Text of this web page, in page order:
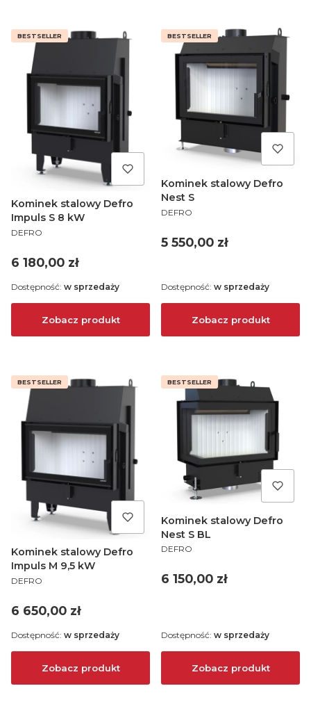
BESTSELLER
Kominek stalowy Defro
Impuls S 8 kW
PRODUCENT
DEFRO
Cena
6 180,00 zł
Zobacz produkt
Dostępność: w sprzedaży
BESTSELLER
Kominek stalowy Defro
Nest S
PRODUCENT
DEFRO
Cena
5 550,00 zł
Zobacz produkt
Dostępność: w sprzedaży
BESTSELLER
Kominek stalowy Defro
Impuls M 9,5 kW
PRODUCENT
DEFRO
Cena
6 650,00 zł
Zobacz produkt
Dostępność: w sprzedaży
BESTSELLER
Kominek stalowy Defro
Nest S BL
PRODUCENT
DEFRO
Cena
6 150,00 zł
Zobacz produkt
Dostępność: w sprzedaży